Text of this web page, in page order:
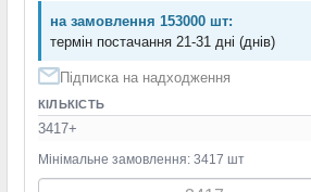
на замовлення 153000 шт:
термін постачання 21-31 дні (днів)
Підписка на надходження
КІЛЬКІСТЬ
3417+
Мінімальне замовлення: 3417 шт